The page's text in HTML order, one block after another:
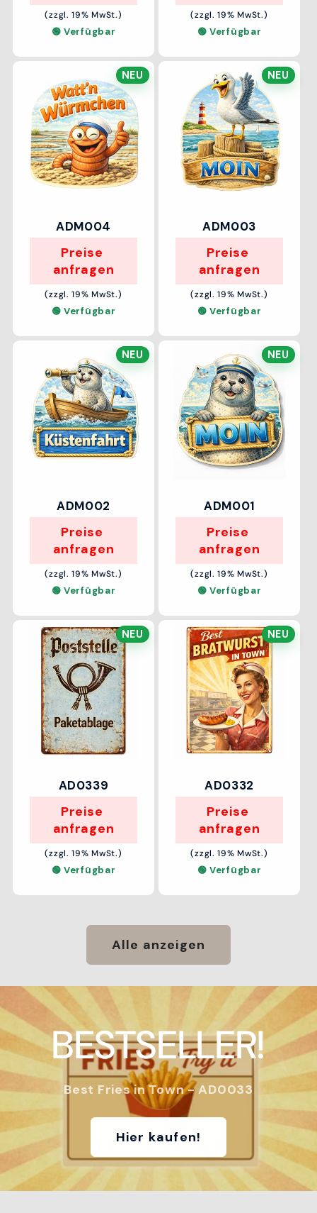
(zzgl. 19% MwSt.)
🟢 Verfügbar
(zzgl. 19% MwSt.)
🟢 Verfügbar
NEU
ADM004
Preise
anfragen
(zzgl. 19% MwSt.)
🟢 Verfügbar
NEU
ADM003
Preise
anfragen
(zzgl. 19% MwSt.)
🟢 Verfügbar
NEU
ADM002
Preise
anfragen
(zzgl. 19% MwSt.)
🟢 Verfügbar
NEU
ADM001
Preise
anfragen
(zzgl. 19% MwSt.)
🟢 Verfügbar
NEU
AD0339
Preise
anfragen
(zzgl. 19% MwSt.)
🟢 Verfügbar
NEU
AD0332
Preise
anfragen
(zzgl. 19% MwSt.)
🟢 Verfügbar
Alle anzeigen
BESTSELLER!
Best Fries in Town - AD0033
Hier kaufen!